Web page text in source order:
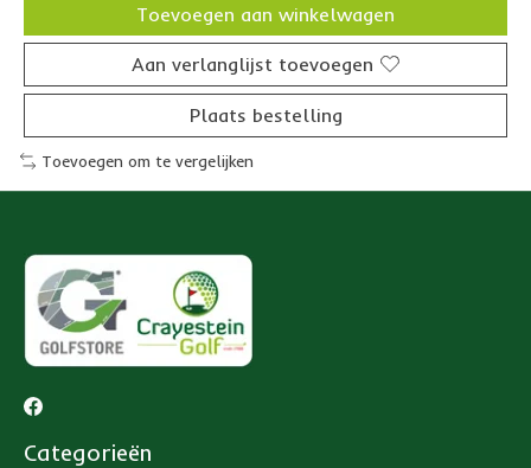
Toevoegen aan winkelwagen
Aan verlanglijst toevoegen
Plaats bestelling
Toevoegen om te vergelijken
Categorieën